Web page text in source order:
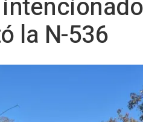
la N-536